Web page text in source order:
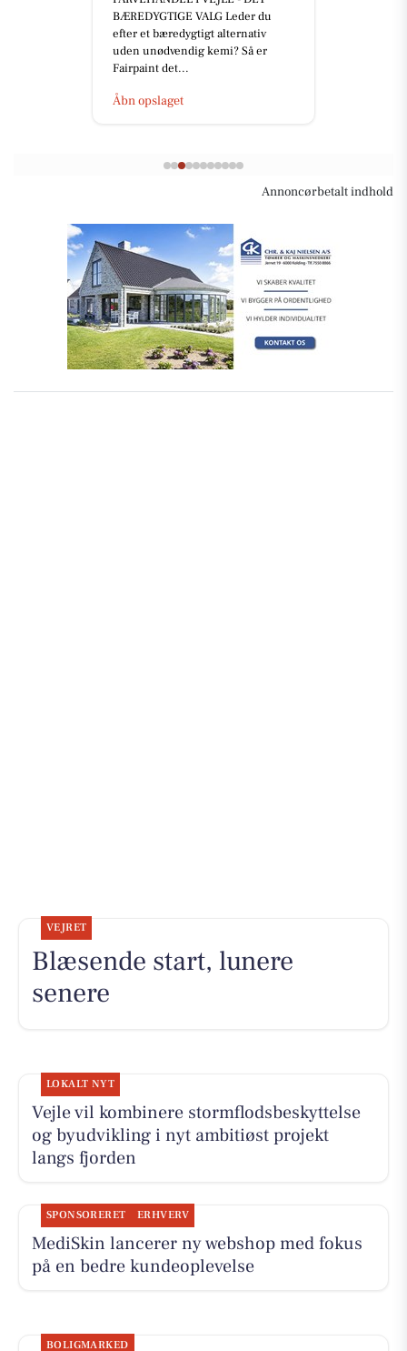
BÆREDYGTIGE VALG Leder du
efter et bæredygtigt alternativ
uden unødvendig kemi? Så er
Fairpaint det...
Åbn opslaget
Annoncørbetalt indhold
VEJRET
Blæsende start, lunere
senere
LOKALT NYT
Vejle vil kombinere stormflodsbeskyttelse
og byudvikling i nyt ambitiøst projekt
langs fjorden
SPONSORERET ERHVERV
MediSkin lancerer ny webshop med fokus
på en bedre kundeoplevelse
BOLIGMARKED